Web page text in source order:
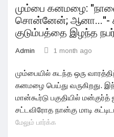
மும்பை கனமழை:
சொன்னேன்; ஆனா..."-
குடும்பத்தை இழந்த
Admin 1 month ago
மும்பையில் கடந்த ஒரு
கனமழை பெய்து வருகிறது.
மான்கூர்டு பகுதியில்
சட்டவிரோத நான்கு மாடி
மேலும் பார்க்க